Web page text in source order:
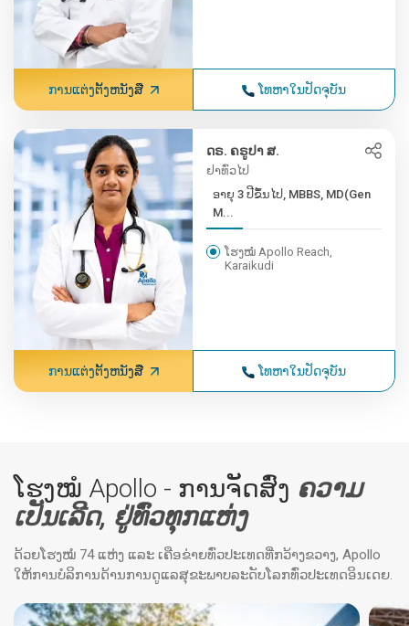
ການແຕ່ງຕັ້ງຫນັງສື ໂທຫາໃນປັດຈຸບັນ
ດຣ. ຄຣູປາ ສ.
ຢາທົ່ວໄປ
ອາຍຸ 3 ປີຂຶ້ນໄປ, MBBS, MD(Gen
M...
ໂຮງໝໍ Apollo Reach,
Karaikudi
ການແຕ່ງຕັ້ງຫນັງສື ໂທຫາໃນປັດຈຸບັນ
ໂຮງໝໍ Apollo - ການຈັດສົ່ງ ຄວາມ
ເປັນເລີດ, ຢູ່ທົ່ວທຸກແຫ່ງ
ດ້ວຍໂຮງໝໍ 74 ແຫ່ງ ແລະ ເຄືອຂ່າຍທົ່ວປະເທດທີ່ກວ້າງຂວາງ, Apollo
ໃຫ້ການບໍລິການດ້ານການດູແລສຸຂະພາບລະດັບໂລກທົ່ວປະເທດອິນເດຍ.